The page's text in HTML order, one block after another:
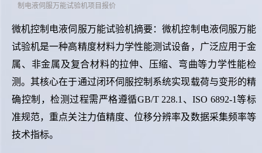
制电液伺服万能试验机项目报价
微机控制电液伺服万能试验机摘要：微机控制电液伺服万能
试验机是一种高精度材料力学性能测试设备，广泛应用于金
属、非金属及复合材料的拉伸、压缩、弯曲等力学性能检
测。其核心在于通过闭环伺服控制系统实现载荷与变形的精
确控制，检测过程需严格遵循GB/T 228.1、ISO 6892-1等标
准规范，重点关注力值精度、位移分辨率及数据采集频率等
技术指标。